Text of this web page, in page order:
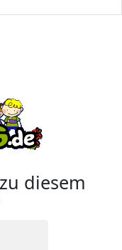
diesem